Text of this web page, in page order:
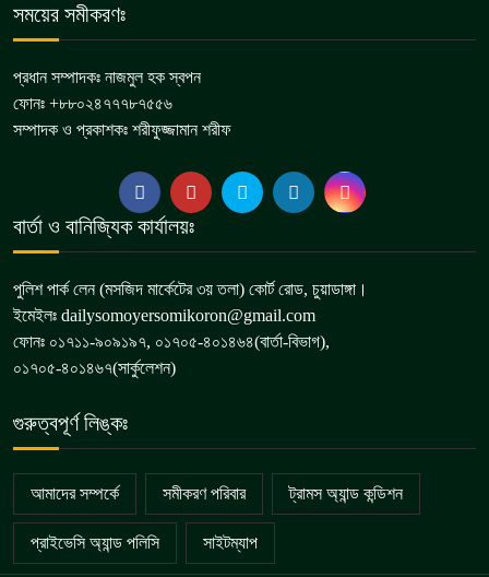
সময়ের সমীকরণঃ
প্রধান সম্পাদকঃ নাজমুল হক স্বপন
ফোনঃ +৮৮০২৪৭৭৭৮৭৫৫৬
সম্পাদক ও প্রকাশকঃ শরীফুজ্জামান শরীফ
বার্তা ও বানিজ্যিক কার্যালয়ঃ
পুলিশ পার্ক লেন (মসজিদ মার্কেটের ৩য় তলা) কোর্ট রোড, চুয়াডাঙ্গা।
ইমেইলঃ dailysomoyersomikoron@gmail.com
ফোনঃ ০১৭১১-৯০৯১৯৭, ০১৭০৫-৪০১৪৬৪(বার্তা-বিভাগ),
০১৭০৫-৪০১৪৬৭(সার্কুলেশন)
গুরুত্বপূর্ণ লিঙ্কঃ
আমাদের সম্পর্কে সমীকরণ পরিবার ট্রামস অ্যান্ড কন্ডিশন
প্রাইভেসি অ্যান্ড পলিসি সাইটম্যাপ